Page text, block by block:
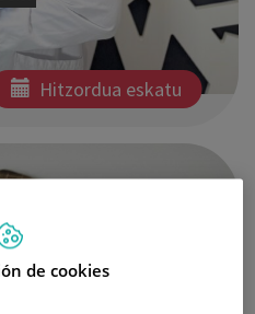
Hitzordua eskatu
de cookies